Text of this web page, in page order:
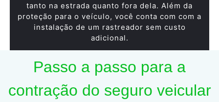
tanto na estrada quanto fora dela. Além da
proteção para o veículo, você conta com com a
instalação de um rastreador sem custo
adicional.
Passo a passo para a
contração do seguro veicular